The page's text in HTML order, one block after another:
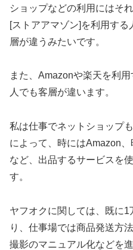
ショップなどの利用にはそ
[ストアアマゾン]を利用す
層が違うみたいです。
また、Amazonや楽天を利
人でも客層が違います。
私は仕事でネットショップ
によって、時にはAmazon
など、出品するサービスを
す。
ヤフオクに関しては、既に
り、仕事場では商品発送方
撮影のマニュアル化などを